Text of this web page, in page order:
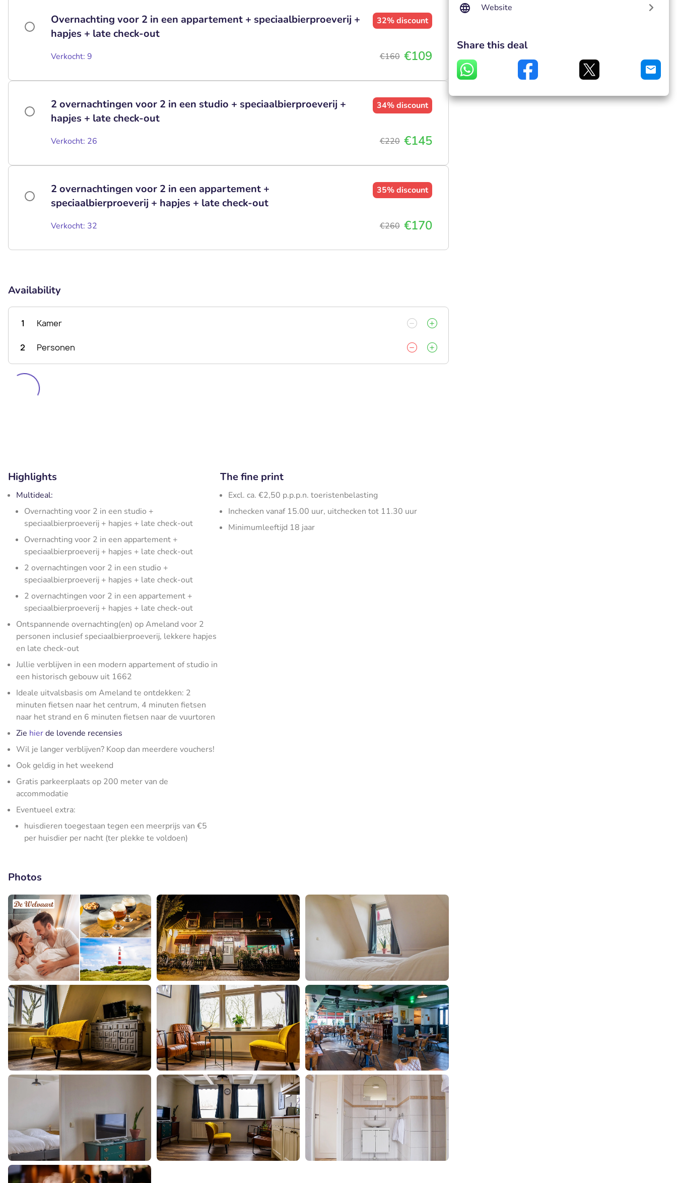
Overnachting voor 2 in een appartement + speciaalbierproeverij +
hapjes + late check-out
32%discount
Verkocht: 9 €160 €109
2 overnachtingen voor 2 in een studio + speciaalbierproeverij +
hapjes + late check-out
34%discount
Verkocht: 26 €220 €145
2 overnachtingen voor 2 in een appartement +
speciaalbierproeverij + hapjes + late check-out
35%discount
Verkocht: 32 €260 €170
Availability
1 Kamer
2 Personen
Highlights
Multideal:
Overnachting voor 2 in een studio +
speciaalbierproeverij + hapjes + late check-out
Overnachting voor 2 in een appartement +
speciaalbierproeverij + hapjes + late check-out
2 overnachtingen voor 2 in een studio +
speciaalbierproeverij + hapjes + late check-out
2 overnachtingen voor 2 in een appartement +
speciaalbierproeverij + hapjes + late check-out
Ontspannende overnachting(en) op Ameland voor 2
personen inclusief speciaalbierproeverij, lekkere hapjes
en late check-out
Jullie verblijven in een modern appartement of studio in
een historisch gebouw uit 1662
Ideale uitvalsbasis om Ameland te ontdekken: 2
minuten fietsen naar het centrum, 4 minuten fietsen
naar het strand en 6 minuten fietsen naar de vuurtoren
Zie hierde lovende recensies
Wil je langer verblijven? Koop dan meerdere vouchers!
Ook geldig in het weekend
Gratis parkeerplaats op 200 meter van de
accommodatie
Eventueel extra:
huisdieren toegestaan tegen een meerprijs van €5
per huisdier per nacht (ter plekke te voldoen)
The fine print
Excl. ca. €2,50 p.p.p.n. toeristenbelasting
Inchecken vanaf 15.00 uur, uitchecken tot 11.30 uur
Minimumleeftijd 18 jaar
Photos
Website
Share this deal